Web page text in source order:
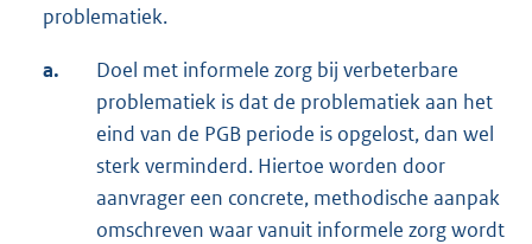
problematiek.
a.
Doel met informele zorg bij verbeterbare
problematiek is dat de problematiek aan het
eind van de PGB periode is opgelost, dan wel
sterk verminderd. Hiertoe worden door
aanvrager een concrete, methodische aanpak
omschreven waar vanuit informele zorg wordt